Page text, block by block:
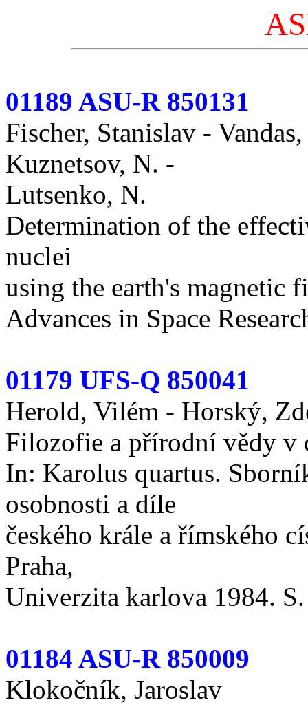
01189 ASU-R 850131
Fischer, Stanislav -
Kuznetsov, N. -
Lutsenko, N.
Determination of the
nuclei
using the earth's magnetic
Advances in Space
01179 UFS-Q 850041
Herold, Vilém - Horský,
Filozofie a přírodní vědy v
In: Karolus quartus.
osobnosti a díle
českého krále a římského
Praha,
Univerzita karlova 1984.
01184 ASU-R 850009
Klokočník, Jaroslav